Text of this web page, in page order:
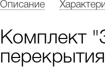
Описание
Комплект